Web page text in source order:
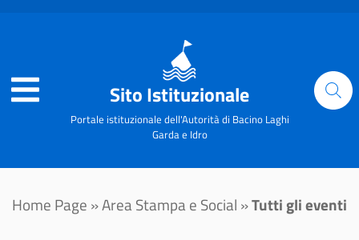
Sito Istituzionale
Portale istituzionale dell'Autorità di Bacino Laghi
Garda e Idro
Home Page »Area Stampa e Social »Tutti gli eventi